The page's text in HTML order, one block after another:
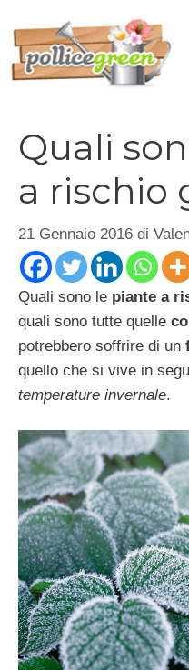
contenuto
Quali
a rischio
21 Gennaio 2016 di
Quali sono le piante a
quali sono tutte quelle
potrebbero soffrire di un
quello che si vive in
temperature invernale.